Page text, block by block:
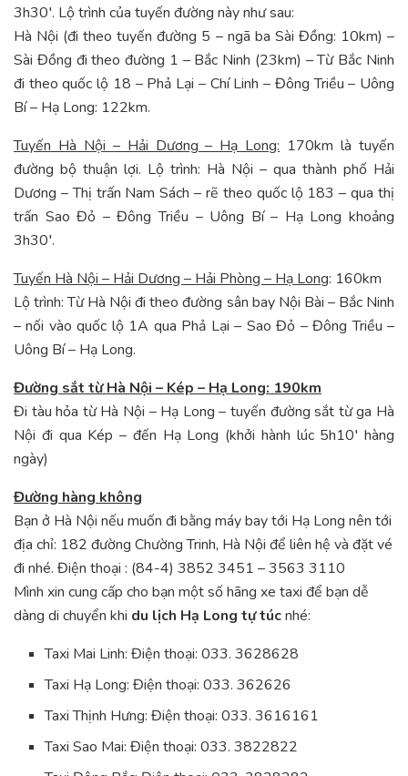
3h30′. Lộ trình của tuyến đường này như sau:
Hà Nội (đi theo tuyến đường 5 – ngã ba Sài Đồng: 10km) –
Sài Đồng đi theo đường 1 – Bắc Ninh (23km) – Từ Bắc Ninh
đi theo quốc lộ 18 – Phả Lại – Chí Linh – Đông Triều – Uông
Bí – Hạ Long: 122km.
Tuyến Hà Nội – Hải Dương – Hạ Long: 170km là tuyến
đường bộ thuận lợi. Lộ trình: Hà Nội – qua thành phố Hải
Dương – Thị trấn Nam Sách – rẽ theo quốc lộ 183 – qua thị
trấn Sao Đỏ – Đông Triều – Uông Bí – Hạ Long khoảng
3h30′.
Tuyến Hà Nội – Hải Dương – Hải Phòng – Hạ Long: 160km
Lộ trình: Từ Hà Nội đi theo đường sân bay Nội Bài – Bắc Ninh
– nối vào quốc lộ 1A qua Phả Lại – Sao Đỏ – Đông Triều –
Uông Bí – Hạ Long.
Đường sắt từ Hà Nội – Kép – Hạ Long: 190km
Đi tàu hỏa từ Hà Nội – Hạ Long – tuyến đường sắt từ ga Hà
Nội đi qua Kép – đến Hạ Long (khởi hành lúc 5h10′ hàng
ngày)
Đường hàng không
Bạn ở Hà Nội nếu muốn đi bằng máy bay tới Hạ Long nên tới
địa chỉ: 182 đường Chường Trinh, Hà Nội để liên hệ và đặt vé
đi nhé. Điện thoại : (84-4) 3852 3451 – 3563 3110
Mình xin cung cấp cho bạn một số hãng xe taxi để bạn dễ
dàng di chuyển khi du lịch Hạ Long tự túcnhé:
Taxi Mai Linh: Điện thoại: 033. 3628628
Taxi Hạ Long: Điện thoại: 033. 362626
Taxi Thịnh Hưng: Điện thoại: 033. 3616161
Taxi Sao Mai: Điện thoại: 033. 3822822